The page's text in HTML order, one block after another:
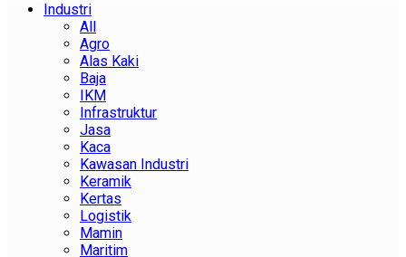
Industri
All
Agro
Alas Kaki
Baja
IKM
Infrastruktur
Jasa
Kaca
Kawasan Industri
Keramik
Kertas
Logistik
Mamin
Maritim